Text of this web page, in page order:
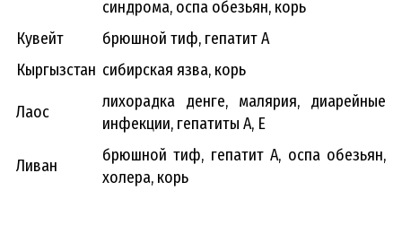
синдрома, оспа обезьян, корь
Кувейт
брюшной тиф, гепатит А
Кыргызстан сибирская язва, корь
Лаос
лихорадка денге, малярия, диарейные
инфекции, гепатиты А, Е
Ливан
брюшной тиф, гепатит А, оспа обезьян,
холера, корь